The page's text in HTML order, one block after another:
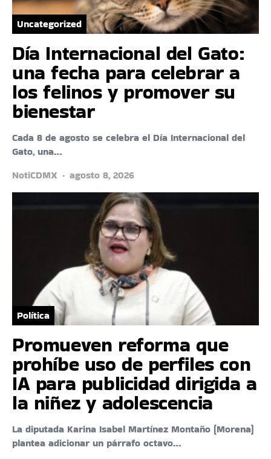
Uncategorized
Día Internacional del Gato:
una fecha para celebrar a
los felinos y promover su
bienestar
Cada 8 de agosto se celebra el Día Internacional del
Gato, una…
NotiCDMX
agosto 8, 2026
Política
Promueven reforma que
prohíbe uso de perfiles con
IA para publicidad dirigida a
la niñez y adolescencia
La diputada Karina Isabel Martínez Montaño (Morena)
plantea adicionar un párrafo octavo…